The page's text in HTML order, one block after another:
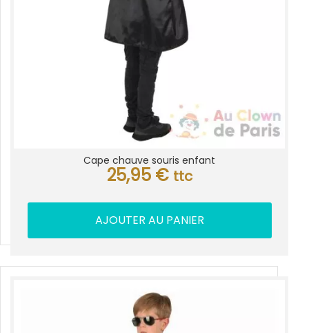
Cape chauve souris enfant
25,95 € ttc
AJOUTER AU PANIER